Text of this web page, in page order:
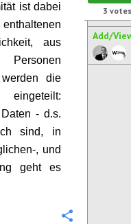
ist dabei
aus
Personen
die
- d.s.
sind, in
, und
geht es
3 votes
Add/